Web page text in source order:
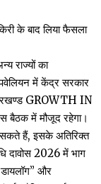
के बाद लिया फैसला
राज्यों का
पवेलियन में केंद्र सरकार
GROWTH IN
में मौजूद रहेगा।
सकते हैं, इसके अतिरिक्त
दावोस 2026 में भाग
और